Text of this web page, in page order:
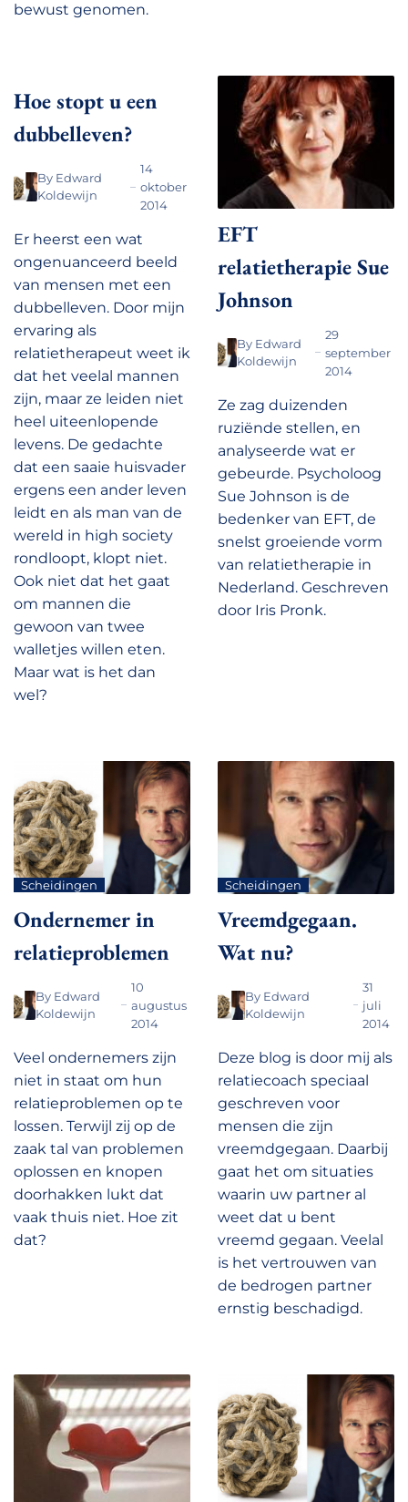
bewust genomen.
Hoe stopt u een
dubbelleven?
By Edward
Koldewijn
14
oktober
2014
Er heerst een wat
ongenuanceerd beeld
van mensen met een
dubbelleven. Door mijn
ervaring als
relatietherapeut weet ik
dat het veelal mannen
zijn, maar ze leiden niet
heel uiteenlopende
levens. De gedachte
dat een saaie huisvader
ergens een ander leven
leidt en als man van de
wereld in high society
rondloopt, klopt niet.
Ook niet dat het gaat
om mannen die
gewoon van twee
walletjes willen eten.
Maar wat is het dan
wel?
EFT
relatietherapie Sue
Johnson
By Edward
Koldewijn
29
september
2014
Ze zag duizenden
ruziënde stellen, en
analyseerde wat er
gebeurde. Psycholoog
Sue Johnson is de
bedenker van EFT, de
snelst groeiende vorm
van relatietherapie in
Nederland. Geschreven
door Iris Pronk.
Scheidingen
Ondernemer in
relatieproblemen
By Edward
Koldewijn
10
augustus
2014
Veel ondernemers zijn
niet in staat om hun
relatieproblemen op te
lossen. Terwijl zij op de
zaak tal van problemen
oplossen en knopen
doorhakken lukt dat
vaak thuis niet. Hoe zit
dat?
Scheidingen
Vreemdgegaan.
Wat nu?
By Edward
Koldewijn
31
juli
2014
Deze blog is door mij als
relatiecoach speciaal
geschreven voor
mensen die zijn
vreemdgegaan. Daarbij
gaat het om situaties
waarin uw partner al
weet dat u bent
vreemd gegaan. Veelal
is het vertrouwen van
de bedrogen partner
ernstig beschadigd.